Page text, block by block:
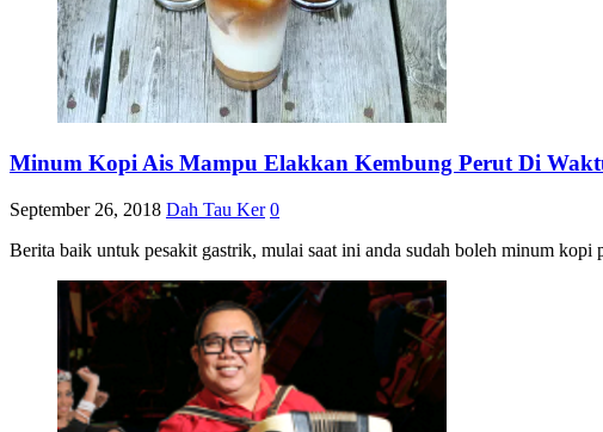
Minum Kopi Ais Mampu Elakkan Kembung Perut Di
September 26, 2018 Dah Tau Ker 0
Berita baik untuk pesakit gastrik, mulai saat ini anda sudah boleh minum